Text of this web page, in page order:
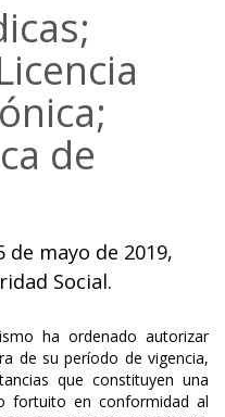
de
de mayo de 2019,
Social.
ha ordenado autorizar
de su período de vigencia,
que constituyen una
fortuito en conformidad al